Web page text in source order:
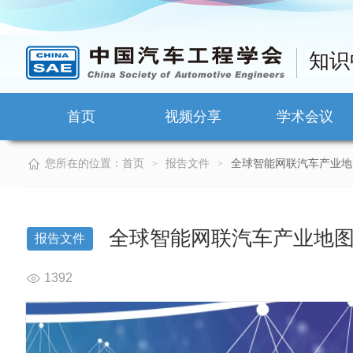
知
首页 视频分享 学术会议
您所在的位置： 首页 > 报告文件 > 全球智能网联汽车产业
报告文件 全球智能网联汽车产业地
1392